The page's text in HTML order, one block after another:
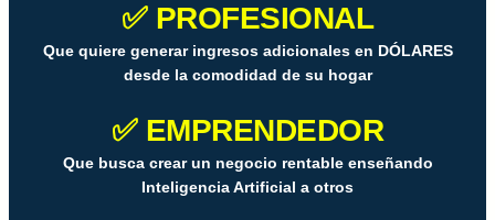
✅ PROFESIONAL
Que quiere generar ingresos adicionales en DÓLARES
desde la comodidad de su hogar
✅ EMPRENDEDOR
Que busca crear un negocio rentable enseñando
Inteligencia Artificial a otros